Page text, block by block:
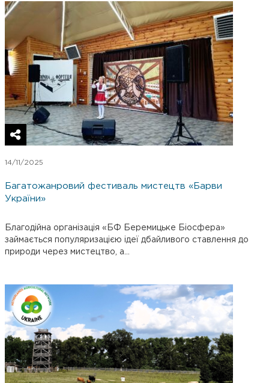
14/11/2025
Багатожанровий фестиваль мистецтв «Барви
України»
Благодійна організація «БФ Беремицьке Біосфера»
займається популяризацією ідеї дбайливого ставлення до
природи через мистецтво, а...